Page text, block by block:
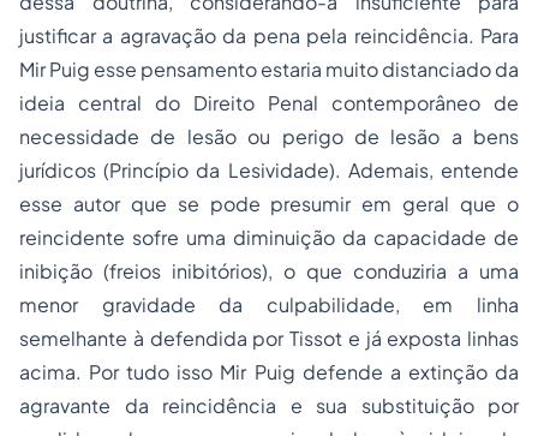
justificar a agravação da pena pela reincidência. Para
Mir Puig esse pensamento estaria muito distanciado da
ideia central do Direito Penal contemporâneo de
necessidade de lesão ou perigo de lesão a bens
jurídicos (Princípio da Lesividade). Ademais, entende
esse autor que se pode presumir em geral que o
reincidente sofre uma diminuição da capacidade de
inibição (freios inibitórios), o que conduziria a uma
menor gravidade da culpabilidade, em linha
semelhante à defendida por Tissot e já exposta linhas
acima. Por tudo isso Mir Puig defende a extinção da
agravante da reincidência e sua substituição por